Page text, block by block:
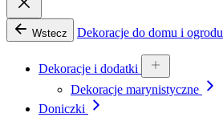
Wstecz Dekoracje do domu i ogrodu
Dekoracje i dodatki
Dekoracje marynistyczne
Doniczki